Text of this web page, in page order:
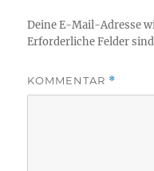
Deine E-Mail-Adresse
Erforderliche Felder
KOMMENTAR *